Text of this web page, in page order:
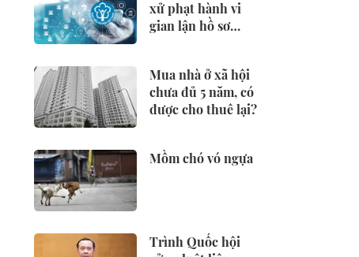
xử phạt hành vi
gian lận hồ sơ
Mua nhà ở xã hội
chưa đủ 5 năm, có
được cho thuê lại?
Mồm chó vó ngựa
Trình Quốc hội